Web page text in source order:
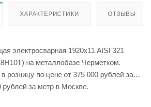
ХАРАКТЕРИСТИКИ ОТЗЫВЫ
электросварная 1920х11 AISI 321
на металлобазе Черметком.
розницу по цене от 375 000 рублей за
250 рублей за метр в Москве.